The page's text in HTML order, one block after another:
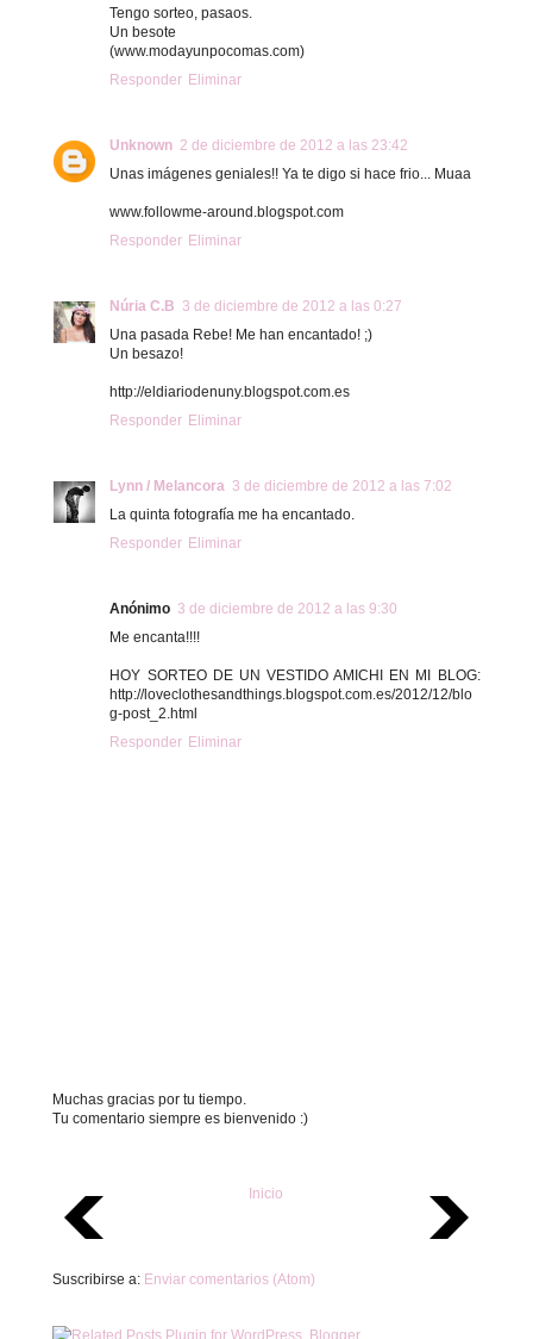
Tengo sorteo, pasaos.
Un besote
(www.modayunpocomas.com)
Responder Eliminar
Unknown 2 de diciembre de 2012 a las 23:42
Unas imágenes geniales!! Ya te digo si hace frio... Muaa
www.followme-around.blogspot.com
Responder Eliminar
Núria C.B 3 de diciembre de 2012 a las 0:27
Una pasada Rebe! Me han encantado! ;)
Un besazo!
http://eldiariodenuny.blogspot.com.es
Responder Eliminar
Lynn / Melancora 3 de diciembre de 2012 a las 7:02
La quinta fotografía me ha encantado.
Responder Eliminar
Anónimo 3 de diciembre de 2012 a las 9:30
Me encanta!!!!
HOY SORTEO DE UN VESTIDO AMICHI EN MI BLOG:
http://loveclothesandthings.blogspot.com.es/2012/12/blo
g-post_2.html
Responder Eliminar
Muchas gracias por tu tiempo.
Tu comentario siempre es bienvenido :)
Inicio
Suscribirse a: Enviar comentarios (Atom)